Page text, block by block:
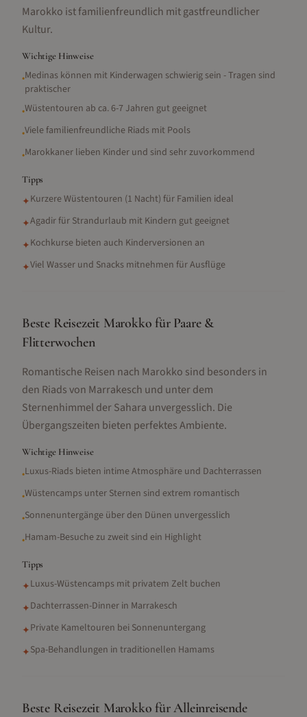
Marokko ist familienfreundlich mit gastfreundlicher
Kultur.
Wichtige Hinweise
•Medinas können mit Kinderwagen schwierig sein - Tragen sind
praktischer
•Wüstentouren ab ca. 6-7 Jahren gut geeignet
•Viele familienfreundliche Riads mit Pools
•Marokkaner lieben Kinder und sind sehr zuvorkommend
Tipps
✦Kurzere Wüstentouren (1 Nacht) für Familien ideal
✦Agadir für Strandurlaub mit Kindern gut geeignet
✦Kochkurse bieten auch Kinderversionen an
✦Viel Wasser und Snacks mitnehmen für Ausflüge
Beste Reisezeit Marokko für Paare &
Flitterwochen
Romantische Reisen nach Marokko sind besonders in
den Riads von Marrakesch und unter dem
Sternenhimmel der Sahara unvergesslich. Die
Übergangszeiten bieten perfektes Ambiente.
Wichtige Hinweise
•Luxus-Riads bieten intime Atmosphäre und Dachterrassen
•Wüstencamps unter Sternen sind extrem romantisch
•Sonnenuntergänge über den Dünen unvergesslich
•Hamam-Besuche zu zweit sind ein Highlight
Tipps
✦Luxus-Wüstencamps mit privatem Zelt buchen
✦Dachterrassen-Dinner in Marrakesch
✦Private Kameltouren bei Sonnenuntergang
✦Spa-Behandlungen in traditionellen Hamams
Beste Reisezeit Marokko für Alleinreisende